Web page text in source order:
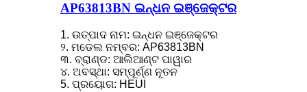
AP63813BN ଇନ୍ଧନ ଇଞ୍ଜେକ୍ଟର
1. ଉତ୍ପାଦ ନାମ: ଇନ୍ଧନ ଇଞ୍ଜେକ୍ଟର
୨. ମଡେଲ ନମ୍ବର: AP63813BN
୩. ବ୍ରାଣ୍ଡ: ଆଲିଆଣ୍ଟ ପାୱାର
୪. ଅବସ୍ଥା: ସମ୍ପୂର୍ଣ୍ଣ ନୂତନ
5. ପ୍ରୟୋଗ: HEUI